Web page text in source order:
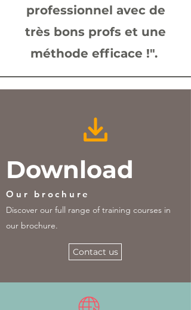
professionnel avec de
très bons profs et une
méthode efficace !".
Download
Our brochure
Discover our full range of training courses in
our brochure.
Contact us